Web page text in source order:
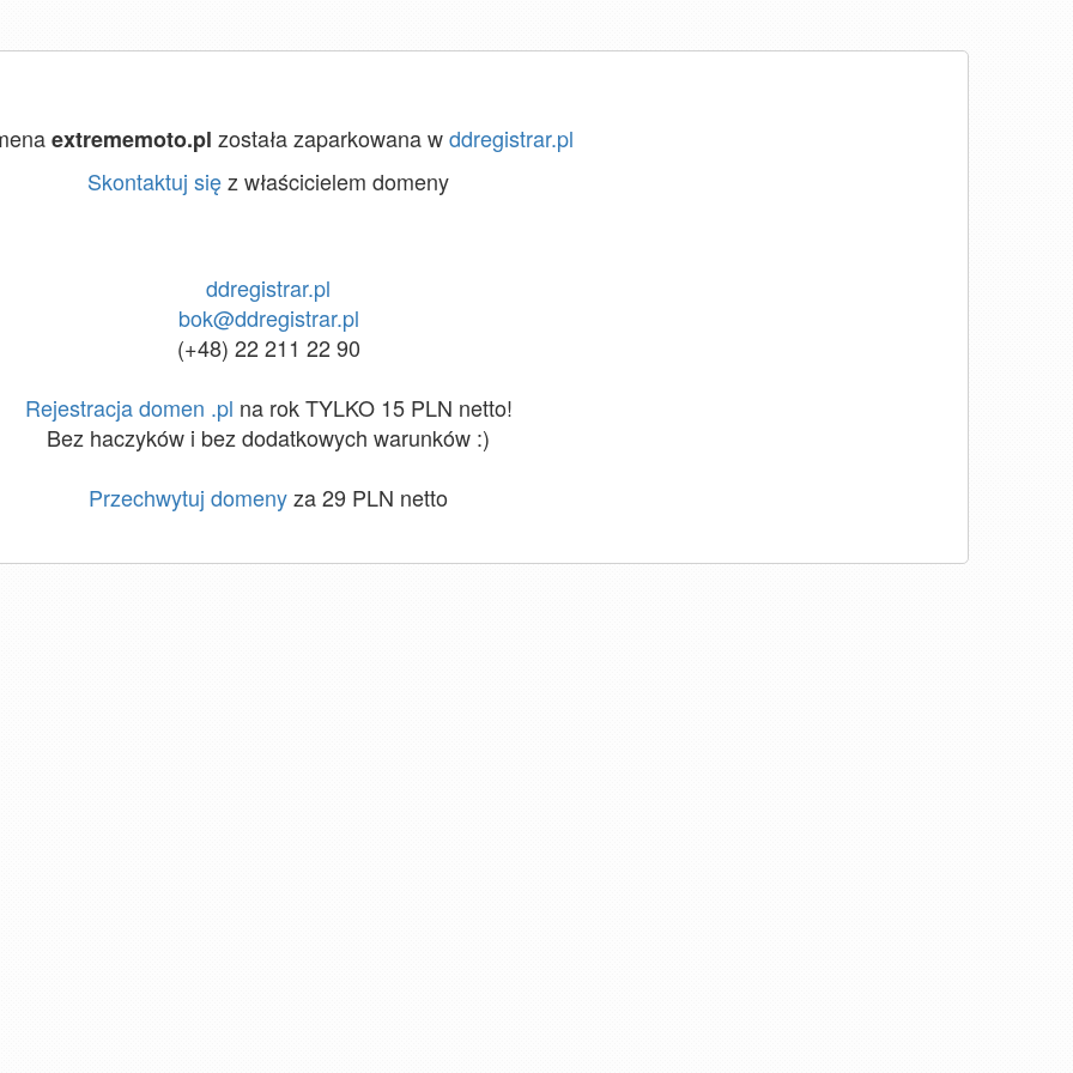
extrememoto.pl została zaparkowana wddregistrar.pl
Skontaktuj sięz właścicielem domeny
ddregistrar.pl
bok@ddregistrar.pl
(+48) 22 211 22 90
Rejestracja domen .pl na rok TYLKO 15 PLN netto!
Bez haczyków i bez dodatkowych warunków :)
Przechwytuj domenyza 29 PLN netto